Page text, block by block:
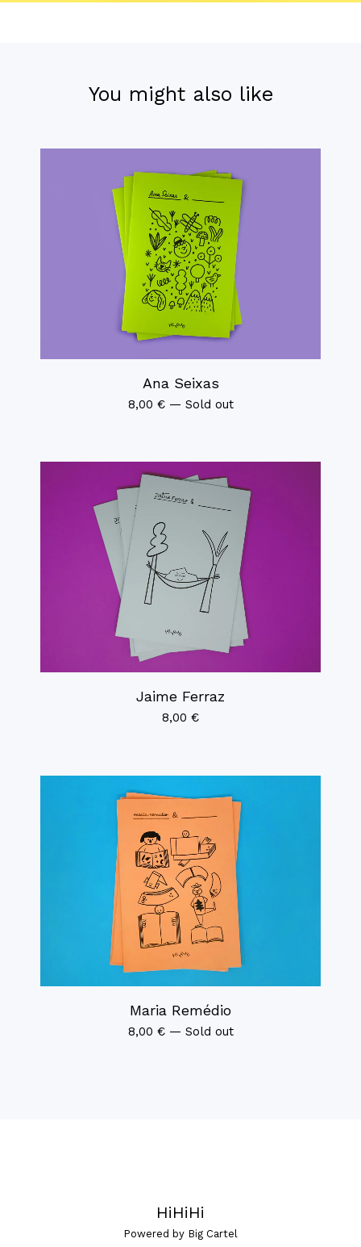
You might also like
Ana Seixas
8,00 €— Sold out
Jaime Ferraz
8,00 €
Maria Remédio
8,00 €— Sold out
HiHiHi
Powered by Big Cartel